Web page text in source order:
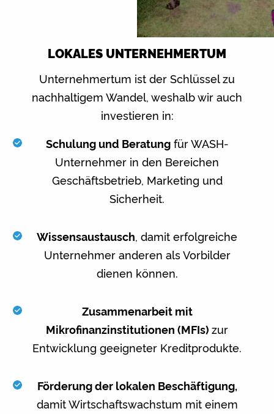
LOKALES UNTERNEHMERTUM
Unternehmertum ist der Schlüssel zu
nachhaltigem Wandel, weshalb wir auch
investieren in:
Schulung und Beratungfür WASH-
Unternehmer in den Bereichen
Geschäftsbetrieb, Marketing und
Sicherheit.
Wissensaustausch, damit erfolgreiche
Unternehmer anderen als Vorbilder
dienen können.
Zusammenarbeit mit
Mikrofinanzinstitutionen (MFIs) zur
Entwicklung geeigneter Kreditprodukte.
Förderung der lokalen Beschäftigung,
damit Wirtschaftswachstum mit einem